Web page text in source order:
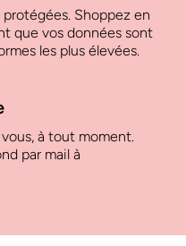
Shoppez en
que vos données sont
les plus élevées.
à tout moment.
par mail à